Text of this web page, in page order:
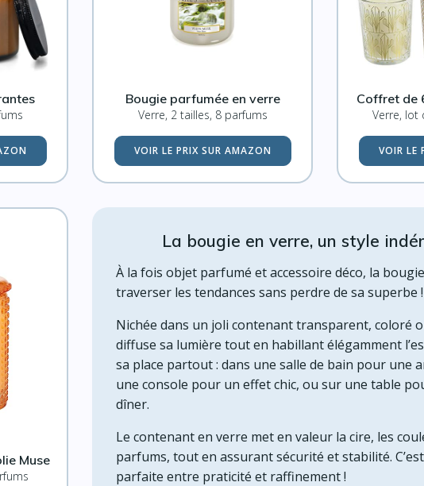
Bougie parfumée en verre
Verre, 2 tailles, 8 parfums
VOIR LE PRIX SUR AMAZON
Coffret de
Verre, lot
VOIR LE
Muse
La bougie en verre, un style
À la fois objet parfumé et accessoire déco, la
traverser les tendances sans perdre de sa superbe !
Nichée dans un joli contenant transparent, coloré
diffuse sa lumière tout en habillant élégamment
sa place partout : dans une salle de bain pour une
une console pour un effet chic, ou sur une table
dîner.
Le contenant en verre met en valeur la cire, les
parfums, tout en assurant sécurité et stabilité.
parfaite entre praticité et raffinement !